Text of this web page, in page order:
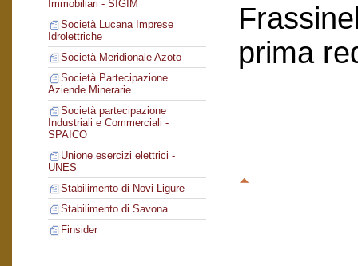
Immobiliari - SIGIM
Società Lucana Imprese
Idrolettriche
Società Meridionale Azoto
Società Partecipazione
Aziende Minerarie
Società partecipazione
Industriali e Commerciali -
SPAICO
Unione esercizi elettrici -
UNES
Stabilimento di Novi Ligure
Stabilimento di Savona
Finsider
prima